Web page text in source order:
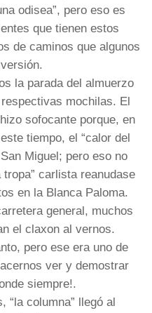
odisea”, pero eso es
que tienen estos
de caminos que algunos
la parada del almuerzo
mochilas. El
sofocante porque, en
tiempo, el “calor del
Miguel; pero eso no
carlista reanudase
en la Blanca Paloma.
general, muchos
el claxon al vernos.
pero ese era uno de
ver y demostrar
siempre!.
“la columna” llegó al